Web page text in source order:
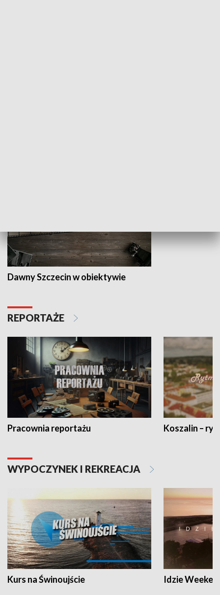
Dawny Szczecin w obiektywie
REPORTAŻE
Pracownia reportażu Koszalin –
WYPOCZYNEK I REKREACJA
Kurs na Świnoujście Idzie